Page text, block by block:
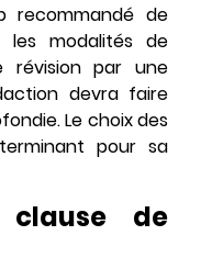
recommandé de
les modalités de
par une
devra faire
Le choix des
pour sa
de